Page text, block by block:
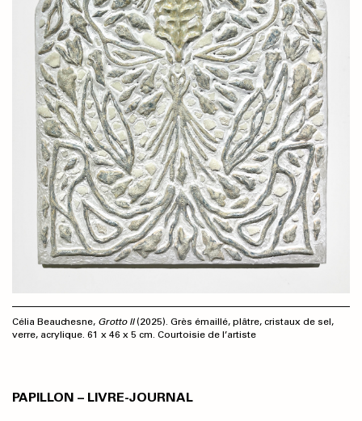
Célia Beauchesne, Grotto II(2025). Grès émaillé, plâtre, cristaux de sel,
verre, acrylique. 61 x 46 x 5 cm. Courtoisie de l’artiste
PAPILLON – LIVRE-JOURNAL